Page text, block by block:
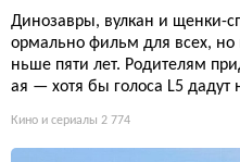
Динозавры, вулкан и щенки-
ормально фильм для всех, но
ньше пяти лет. Родителям
ая — хотя бы голоса L5 дадут
Кино и сериалы 2 774